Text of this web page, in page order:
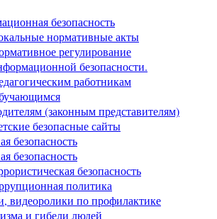
безопасность
нормативные акты
регулирование
безопасности.
работникам
(законным представителям)
безопасные сайты
безопасность
безопасность
безопасность
политика
видеоролики по профилактике
и гибели людей